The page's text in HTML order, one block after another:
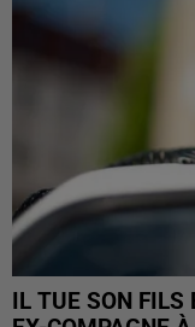
IL TUE SON